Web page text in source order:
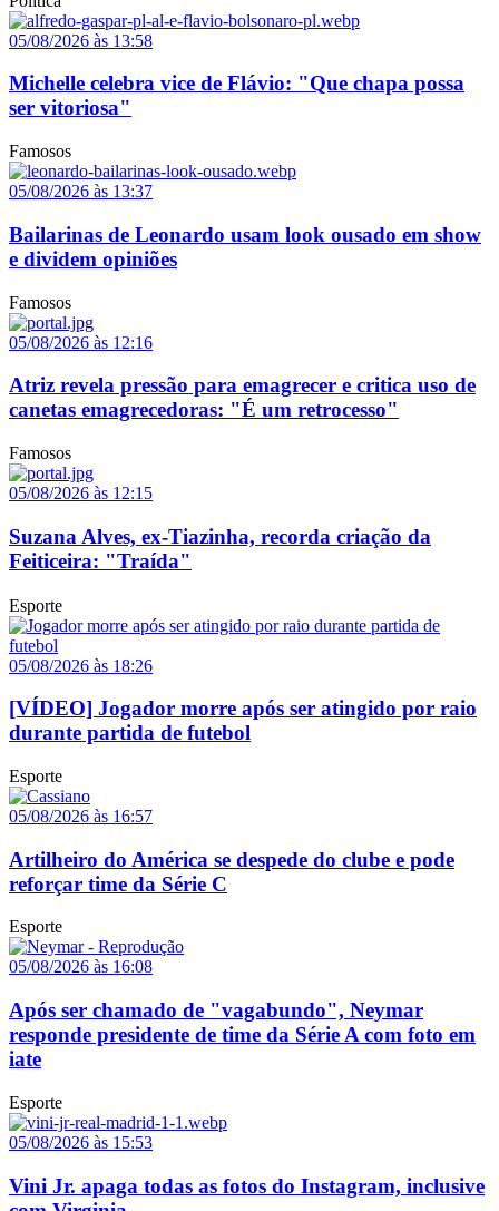
05/08/2026 às 13:58
Michelle celebra vice de Flávio: "Que chapa possa
ser vitoriosa"
Famosos
05/08/2026 às 13:37
Bailarinas de Leonardo usam look ousado em show
e dividem opiniões
Famosos
05/08/2026 às 12:16
Atriz revela pressão para emagrecer e critica uso de
canetas emagrecedoras: "É um retrocesso"
Famosos
05/08/2026 às 12:15
Suzana Alves, ex-Tiazinha, recorda criação da
Feiticeira: "Traída"
Esporte
05/08/2026 às 18:26
[VÍDEO] Jogador morre após ser atingido por raio
durante partida de futebol
Esporte
05/08/2026 às 16:57
Artilheiro do América se despede do clube e pode
reforçar time da Série C
Esporte
05/08/2026 às 16:08
Após ser chamado de "vagabundo", Neymar
responde presidente de time da Série A com foto em
iate
Esporte
05/08/2026 às 15:53
Vini Jr. apaga todas as fotos do Instagram, inclusive